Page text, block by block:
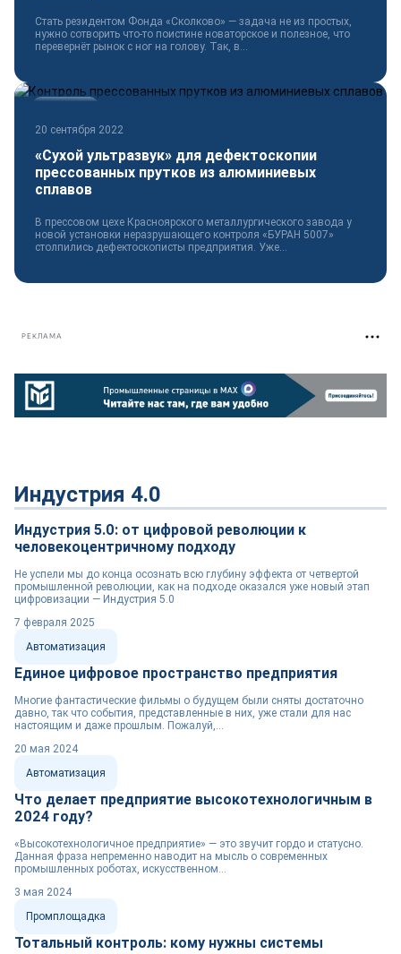
Стать резидентом Фонда «Сколково» — задача не из простых,
нужно сотворить что-то поистине новаторское и полезное, что
перевернёт рынок с ног на голову. Так, в...
20 сентября 2022
«Сухой ультразвук» для дефектоскопии
прессованных прутков из алюминиевых
сплавов
В прессовом цехе Красноярского металлургического завода у
новой установки неразрушающего контроля «БУРАН 5007»
столпились дефектоскописты предприятия. Уже...
РЕКЛАМА
Индустрия 4.0
Индустрия 5.0: от цифровой революции к
человекоцентричному подходу
Не успели мы до конца осознать всю глубину эффекта от четвертой
промышленной революции, как на подходе оказался уже новый этап
цифровизации — Индустрия 5.0
Автоматизация
7 февраля 2025
Единое цифровое пространство предприятия
Многие фантастические фильмы о будущем были сняты достаточно
давно, так что события, представленные в них, уже стали для нас
настоящим и даже прошлым. Пожалуй,...
Автоматизация
20 мая 2024
Что делает предприятие высокотехнологичным в
2024 году?
«Высокотехнологичное предприятие» — это звучит гордо и статусно.
Данная фраза непременно наводит на мысль о современных
промышленных роботах, искусственном...
Промплощадка
3 мая 2024
Тотальный контроль: кому нужны системы